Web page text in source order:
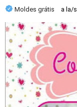
Moldes grátis a la/s